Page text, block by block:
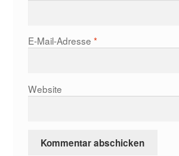
E-Mail-Adresse *
Website